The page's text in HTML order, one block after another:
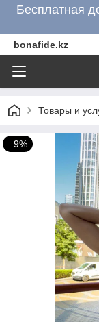
Бесплатная
bonafide.kz
Товары и
–9%